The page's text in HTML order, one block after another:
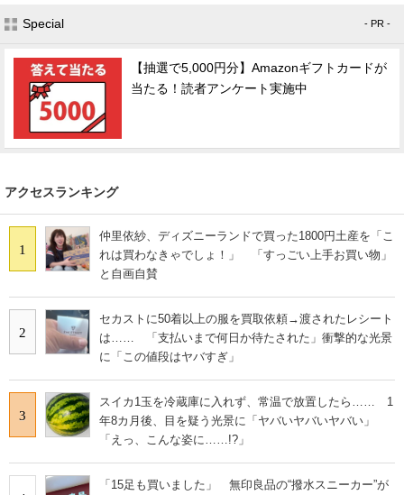
Special - PR -
【抽選で5,000円分】Amazonギフトカードが
当たる！読者アンケート実施中
アクセスランキング
1
仲里依紗、ディズニーランドで買った1800円土産を「こ
れは買わなきゃでしょ！」 「すっごい上手お買い物」
と自画自賛
2
セカストに50着以上の服を買取依頼→渡されたレシート
は…… 「支払いまで何日か待たされた」衝撃的な光景
に「この値段はヤバすぎ」
3
スイカ1玉を冷蔵庫に入れず、常温で放置したら…… 1
年8カ月後、目を疑う光景に「ヤバいヤバいヤバい」
「えっ、こんな姿に……!?」
「15足も買いました」 無印良品の“撥水スニーカー”が